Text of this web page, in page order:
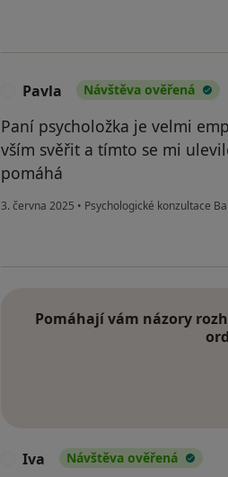
Pavla Návštěva ověřená
Paní psycholožka je velmi
vším svěřit a tímto se mi
pomáhá
3. června 2025 • Psychologické konzultace
Pomáhají vám názory
Iva Návštěva ověřená